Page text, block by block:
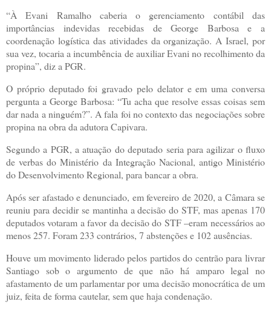
“À Evani Ramalho caberia o gerenciamento contábil das
importâncias indevidas recebidas de George Barbosa e a
coordenação logística das atividades da organização. A Israel, por
sua vez, tocaria a incumbência de auxiliar Evani no recolhimento da
propina”, diz a PGR.
O próprio deputado foi gravado pelo delator e em uma conversa
pergunta a George Barbosa: “Tu acha que resolve essas coisas sem
dar nada a ninguém?”. A fala foi no contexto das negociações sobre
propina na obra da adutora Capivara.
Segundo a PGR, a atuação do deputado seria para agilizar o fluxo
de verbas do Ministério da Integração Nacional, antigo Ministério
do Desenvolvimento Regional, para bancar a obra.
Após ser afastado e denunciado, em fevereiro de 2020, a Câmara se
reuniu para decidir se mantinha a decisão do STF, mas apenas 170
deputados votaram a favor da decisão do STF –eram necessários ao
menos 257. Foram 233 contrários, 7 abstenções e 102 ausências.
Houve um movimento liderado pelos partidos do centrão para livrar
Santiago sob o argumento de que não há amparo legal no
afastamento de um parlamentar por uma decisão monocrática de um
juiz, feita de forma cautelar, sem que haja condenação.